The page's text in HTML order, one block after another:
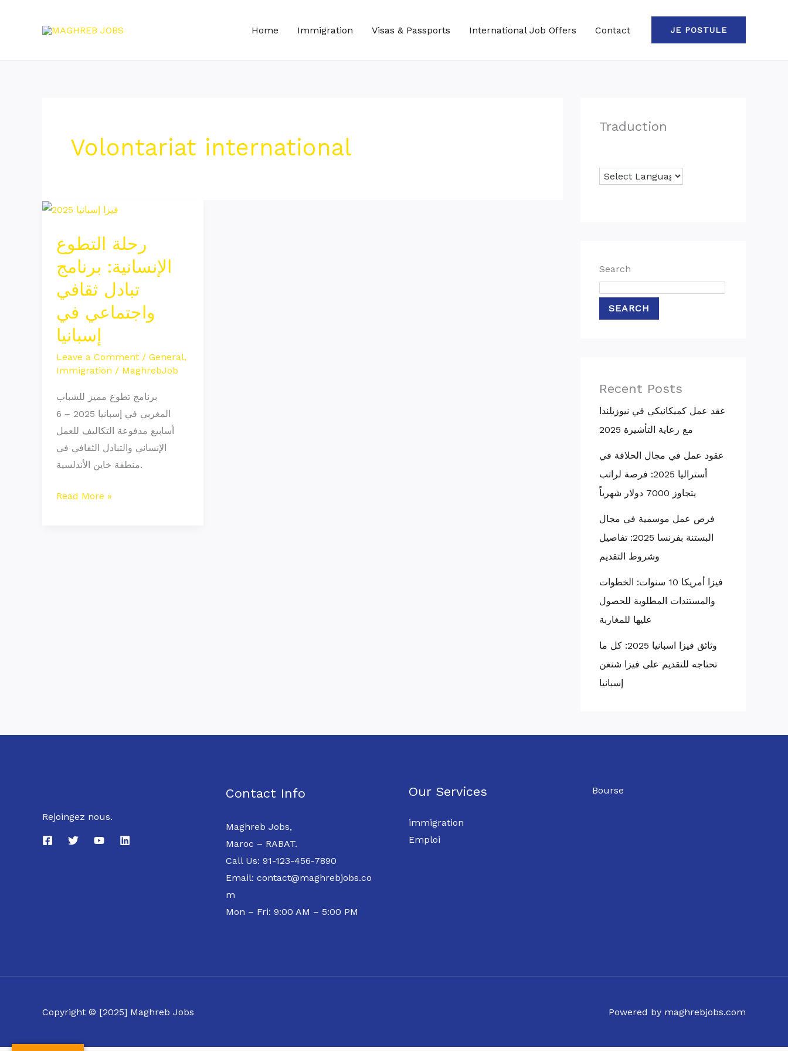
Home Immigration Visas & Passports International Job Offers Contact JE POSTULE
Volontariat international
رحلة التطوع
الإنسانية: برنامج
تبادل ثقافي
واجتماعي في
إسبانيا
Leave a Comment / General,
Immigration / MaghrebJob
برنامج تطوع مميز للشباب
المغربي في إسبانيا 2025 – 6
أسابيع مدفوعة التكاليف للعمل
الإنساني والتبادل الثقافي في
منطقة خاين الأندلسية.
رحلة
الإنسانية:
برنامج
تبادل
ثقافي
واجتماعي
في
إسبانيا
Read More »
Traduction
Search
SEARCH
Recent Posts
عقد عمل كميكانيكي في نيوزيلندا
مع رعاية التأشيرة 2025
عقود عمل في مجال الحلاقة في
أستراليا 2025: فرصة لراتب
يتجاوز 7000 دولار شهرياً
فرص عمل موسمية في مجال
البستنة بفرنسا 2025: تفاصيل
وشروط التقديم
فيزا أمريكا 10 سنوات: الخطوات
والمستندات المطلوبة للحصول
عليها للمغاربة
وثائق فيزا اسبانيا 2025: كل ما
تحتاجه للتقديم على فيزا شنغن
إسبانيا
Rejoingez nous.
Contact Info
Maghreb Jobs,
Maroc – RABAT.
Call Us: 91-123-456-7890
Email: contact@maghrebjobs.co
m
Mon – Fri: 9:00 AM – 5:00 PM
Our Services
immigration
Emploi
Bourse
Copyright © [2025] Maghreb Jobs Powered by maghrebjobs.com